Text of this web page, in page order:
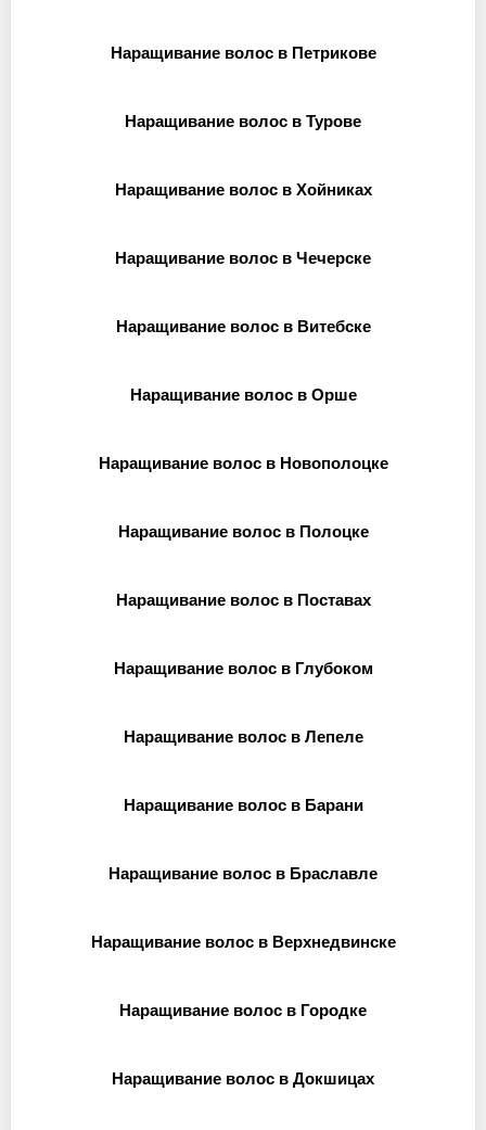
Наращивание волос в Петрикове
Наращивание волос в Турове
Наращивание волос в Хойниках
Наращивание волос в Чечерске
Наращивание волос в Витебске
Наращивание волос в Орше
Наращивание волос в Новополоцке
Наращивание волос в Полоцке
Наращивание волос в Поставах
Наращивание волос в Глубоком
Наращивание волос в Лепеле
Наращивание волос в Барани
Наращивание волос в Браславле
Наращивание волос в Верхнедвинске
Наращивание волос в Городке
Наращивание волос в Докшицах